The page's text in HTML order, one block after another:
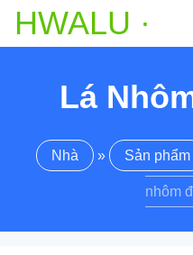
HWALU ·
Lá
Nhà » Sản phẩm
nhôm